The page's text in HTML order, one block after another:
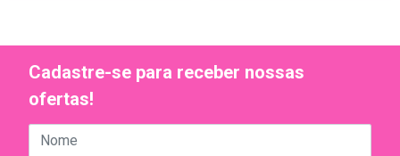
Cadastre-se para receber nossas
ofertas!